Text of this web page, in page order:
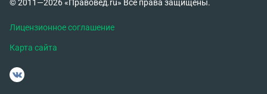
© 2011—2026 «Правовед.ru» Все права защищены.
Лицензионное соглашение
Карта сайта